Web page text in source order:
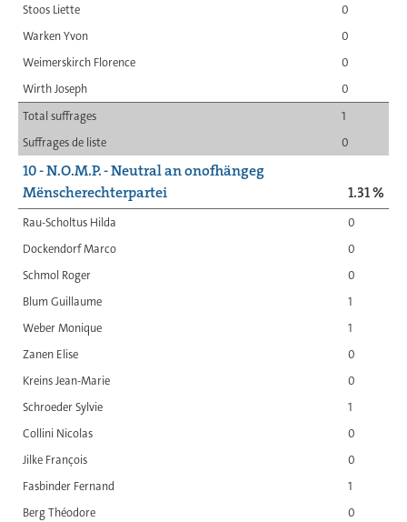
Stoos Liette
0
Warken Yvon
0
Weimerskirch Florence
0
Wirth Joseph
0
Total suffrages
1
Suffrages de liste
0
10 - N.O.M.P. - Neutral an onofhängeg
Mënscherechterpartei
1.31 %
Rau-Scholtus Hilda
0
Dockendorf Marco
0
Schmol Roger
0
Blum Guillaume
1
Weber Monique
1
Zanen Elise
0
Kreins Jean-Marie
0
Schroeder Sylvie
1
Collini Nicolas
0
Jilke François
0
Fasbinder Fernand
1
Berg Théodore
0